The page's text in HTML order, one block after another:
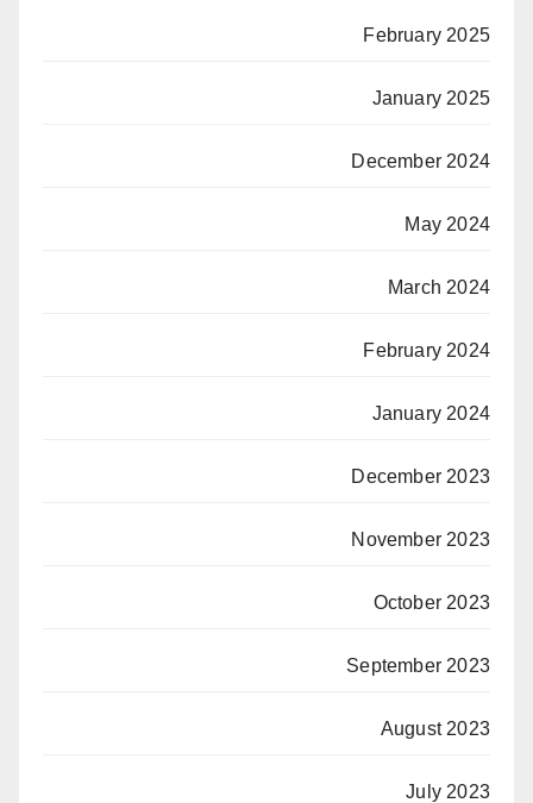
February 2025
January 2025
December 2024
May 2024
March 2024
February 2024
January 2024
December 2023
November 2023
October 2023
September 2023
August 2023
July 2023